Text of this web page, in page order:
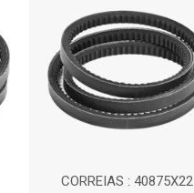
CORREIAS : 40875X22